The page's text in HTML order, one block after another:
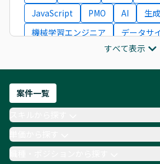
JavaScript
PMO AI
生
機械学習エンジニア
データサ
ITコンサ
フロントエンドエンジニア
ネットワークエンジニア
AIエンジニア
Webデザイナー
月収100万円 業務委託
COBOL
TypeScript
Laravel AWS
すべて表示
案件一覧
単価から探す
職種・ポジションから探す